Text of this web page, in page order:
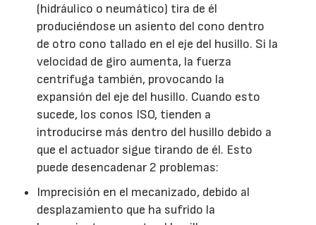
(hidráulico o neumático) tira de él
produciéndose un asiento del cono dentro
de otro cono tallado en el eje del husillo. Si la
velocidad de giro aumenta, la fuerza
centrífuga también, provocando la
expansión del eje del husillo. Cuando esto
sucede, los conos ISO, tienden a
introducirse más dentro del husillo debido a
que el actuador sigue tirando de él. Esto
puede desencadenar 2 problemas:
Imprecisión en el mecanizado, debido al
desplazamiento que ha sufrido la